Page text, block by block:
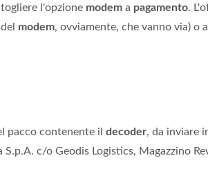
l'opzione modem a pagamento.
modem, ovviamente, che vanno via) o
pacco contenente il decoder, da inviare
c/o Geodis Logistics, Magazzino